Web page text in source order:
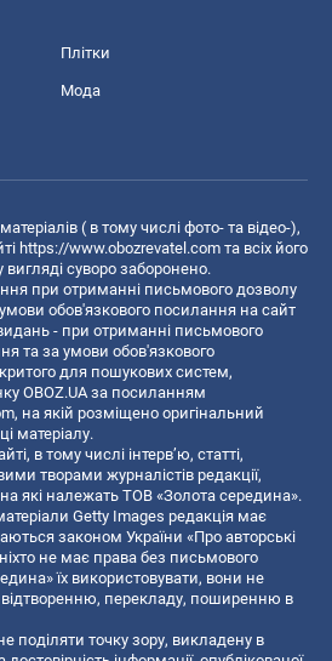
Плітки
Мода
( в тому числі фото- та відео-),
https://www.obozrevatel.com та всіх його
суворо заборонено.
при отриманні письмового дозволу
обов'язкового посилання на сайт
- при отриманні письмового
та за умови обов'язкового
для пошукових систем,
OBOZ.UA за посиланням
, на якій розміщено оригінальний
матеріалу.
в тому числі інтерв’ю, статті,
творами журналістів редакції,
які належать ТОВ «Золота середина».
Getty Images редакція має
законом України «Про авторські
не має права без письмового
їх використовувати, вони не
перекладу, поширенню в
поділяти точку зору, викладену в